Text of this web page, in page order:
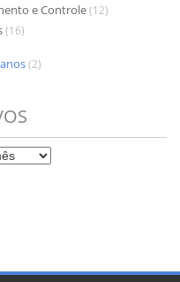
e Controle(12)
(16)
(2)